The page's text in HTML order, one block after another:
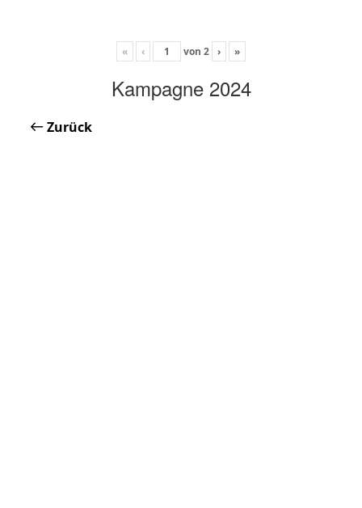
« ‹ von 2 › »
Kampagne 2024
Zurück